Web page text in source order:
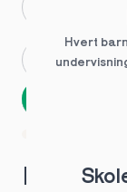
2.g
1
Hvilke
Hvert